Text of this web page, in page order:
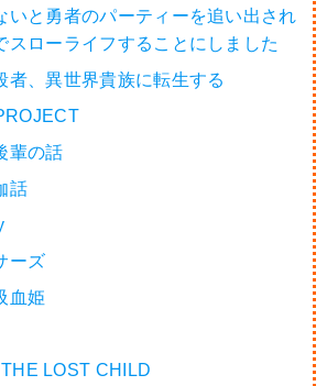
いと勇者のパーティーを追い出され
スローライフすることにしました
者、異世界貴族に転生する
輩の話
話
ーズ
血姫
LOST CHILD